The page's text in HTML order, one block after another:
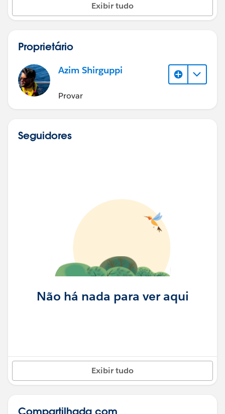
Exibir tudo
Proprietário
Azim Shirguppi
Provar
Seguidores
Não há nada para ver aqui
Exibir tudo
Compartilhada com